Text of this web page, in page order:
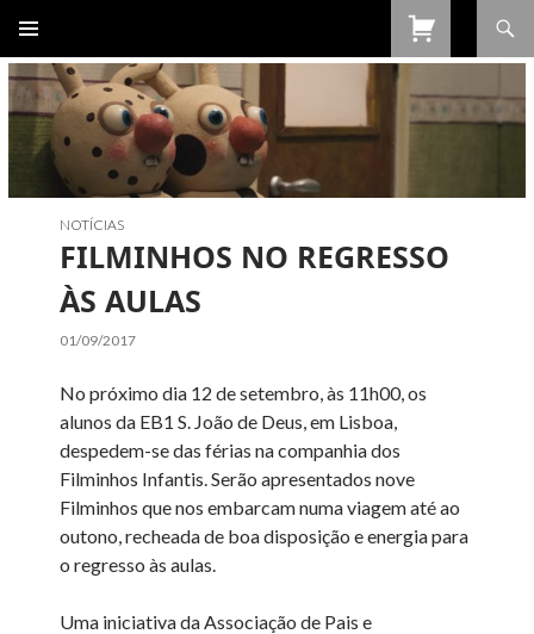
PARA
O
CONTEÚDO
NOTÍCIAS
FILMINHOS NO REGRESSO
ÀS AULAS
01/09/2017
No próximo dia 12 de setembro, às 11h00, os
alunos da EB1 S. João de Deus, em Lisboa,
despedem-se das férias na companhia dos
Filminhos Infantis. Serão apresentados nove
Filminhos que nos embarcam numa viagem até ao
outono, recheada de boa disposição e energia para
o regresso às aulas.
Uma iniciativa da Associação de Pais e